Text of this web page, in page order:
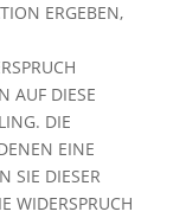
ERGEBEN,
AUF DIESE
DIE
EINE
SIE DIESER
WIDERSPRUCH